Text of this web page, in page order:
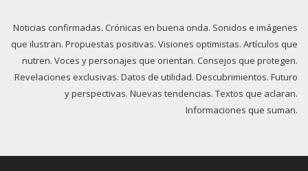
Noticias confirmadas. Crónicas en buena onda. Sonidos e imágenes
que ilustran. Propuestas positivas. Visiones optimistas. Artículos que
nutren. Voces y personajes que orientan. Consejos que protegen.
Revelaciones exclusivas. Datos de utilidad. Descubrimientos. Futuro
y perspectivas. Nuevas tendencias. Textos que aclaran.
Informaciones que suman.